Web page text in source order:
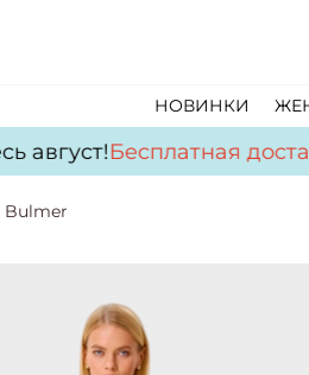
НОВИНКИ
Бесплатная
Bulmer